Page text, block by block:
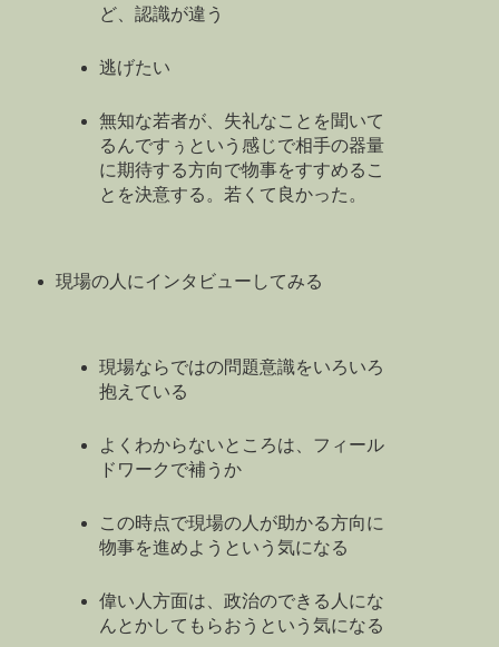
ど、認識が違う
逃げたい
無知な若者が、失礼なことを聞いて
るんですぅという感じで相手の器量
に期待する方向で物事をすすめるこ
とを決意する。若くて良かった。
現場の人にインタビューしてみる
現場ならではの問題意識をいろいろ
抱えている
よくわからないところは、フィール
ドワークで補うか
この時点で現場の人が助かる方向に
物事を進めようという気になる
偉い人方面は、政治のできる人にな
んとかしてもらおうという気になる